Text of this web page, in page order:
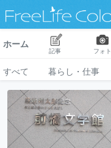
ホーム
記事 フォト
すべて 暮らし・仕事